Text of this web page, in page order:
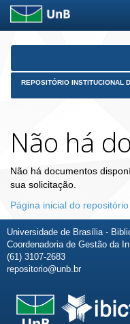
Skip
REPOSITÓRIO INSTITUCIONAL
Não há
Não há documentos
sua solicitação.
Página inicial do repositório
Universidade de Brasília -
Coordenadoria de Gestão da
(61) 3107-2683
repositorio@unb.br